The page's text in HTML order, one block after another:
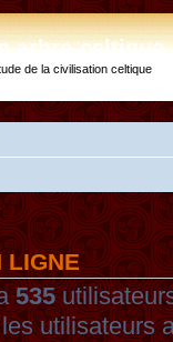
de la civilisation celtique
LIGNE
535
utilisateurs